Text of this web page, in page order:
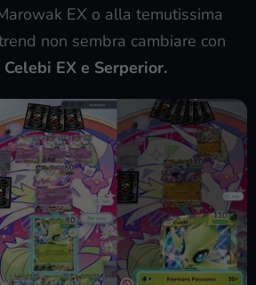
EX o alla temutissima
non sembra cambiare con
EX e Serperior.